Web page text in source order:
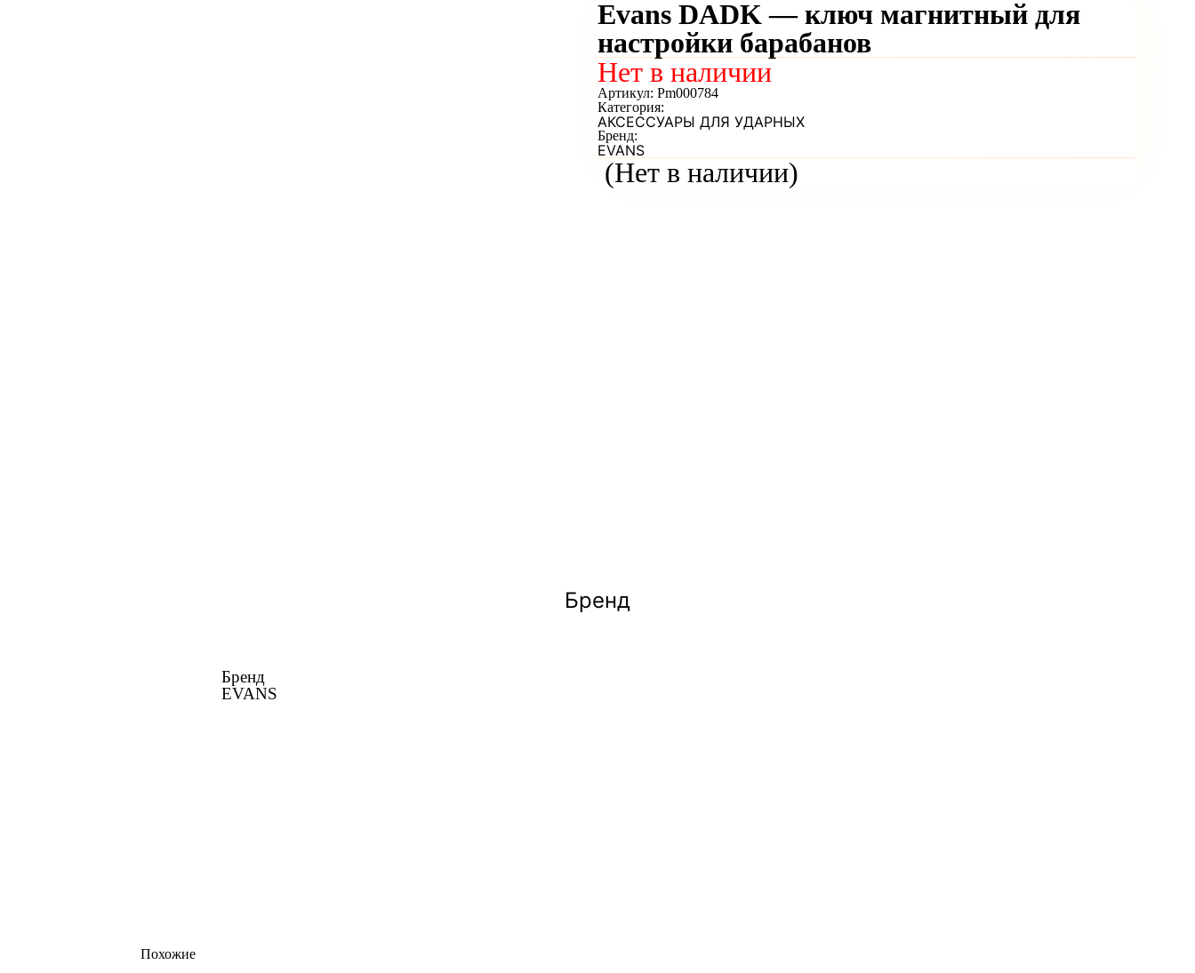
Evans DADK — ключ магнитный для
настройки барабанов
(Нет в наличии)
Нет в наличии
Артикул: Pm000784
Категория:
АКСЕССУАРЫ ДЛЯ УДАРНЫХ
Бренд:
EVANS
Бренд
Бренд
EVANS
Похожие